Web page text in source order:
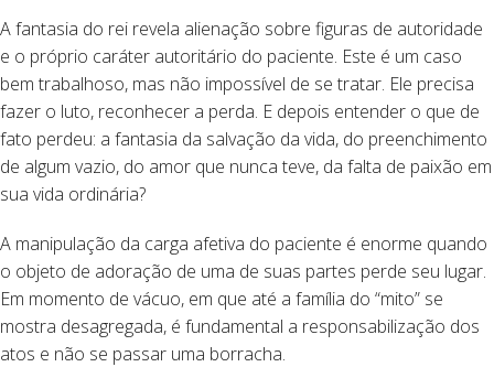
A fantasia do rei revela alienação sobre figuras de autoridade
e o próprio caráter autoritário do paciente. Este é um caso
bem trabalhoso, mas não impossível de se tratar. Ele precisa
fazer o luto, reconhecer a perda. E depois entender o que de
fato perdeu: a fantasia da salvação da vida, do preenchimento
de algum vazio, do amor que nunca teve, da falta de paixão em
sua vida ordinária?
A manipulação da carga afetiva do paciente é enorme quando
o objeto de adoração de uma de suas partes perde seu lugar.
Em momento de vácuo, em que até a família do “mito” se
mostra desagregada, é fundamental a responsabilização dos
atos e não se passar uma borracha.